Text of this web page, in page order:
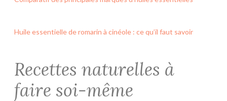
Huile essentielle de romarin à cinéole : ce qu’il faut savoir
Recettes naturelles à
faire soi-même